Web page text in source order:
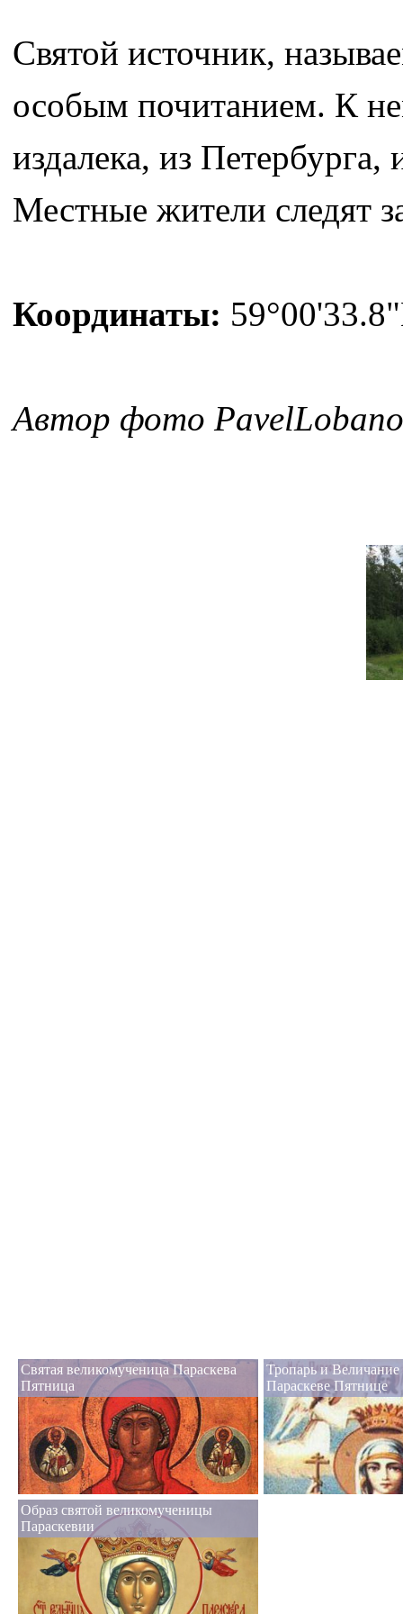
Святой источник,
особым почитанием. К
издалека, из
Местные жители следят
Координаты:
Автор фото
Святая великомученица Параскева
Пятница
Тропарь и Величание
Параскеве Пятнице
Образ святой великомученицы
Параскевии